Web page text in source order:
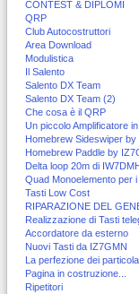
CONTEST & DIPLOMI
QRP
Club Autocostruttori
Area Download
Modulistica
Il Salento
Salento DX Team
Salento DX Team (2)
Che cosa è il QRP
Un piccolo Amplificatore
Homebrew Sideswiper by
Homebrew Paddle by
Delta loop 20m di IW7DMH
Quad Monoelemento per
Tasti Low Cost
RIPARAZIONE DEL
Realizzazione di Tasti
Accordatore da esterno
Nuovi Tasti da IZ7GMN
La perfezione dei
Pagina in costruzione...
Ripetitori